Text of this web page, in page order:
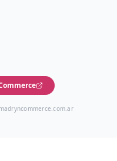
madryncommerce.com.ar